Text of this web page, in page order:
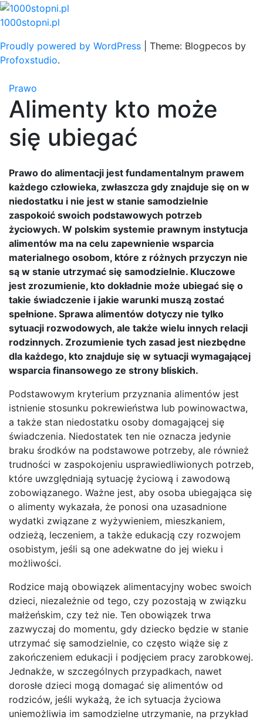
Skip
to
1000stopni.pl
Proudly powered by WordPress
Theme: Blogpecos by
Profoxstudio.
Prawo
Alimenty kto może
się ubiegać
Prawo do alimentacji jest fundamentalnym prawem
każdego człowieka, zwłaszcza gdy znajduje się on w
niedostatku i nie jest w stanie samodzielnie
zaspokoić swoich podstawowych potrzeb
życiowych. W polskim systemie prawnym instytucja
alimentów ma na celu zapewnienie wsparcia
materialnego osobom, które z różnych przyczyn nie
są w stanie utrzymać się samodzielnie. Kluczowe
jest zrozumienie, kto dokładnie może ubiegać się o
takie świadczenie i jakie warunki muszą zostać
spełnione. Sprawa alimentów dotyczy nie tylko
sytuacji rozwodowych, ale także wielu innych relacji
rodzinnych. Zrozumienie tych zasad jest niezbędne
dla każdego, kto znajduje się w sytuacji wymagającej
wsparcia finansowego ze strony bliskich.
Podstawowym kryterium przyznania alimentów jest
istnienie stosunku pokrewieństwa lub powinowactwa,
a także stan niedostatku osoby domagającej się
świadczenia. Niedostatek ten nie oznacza jedynie
braku środków na podstawowe potrzeby, ale również
trudności w zaspokojeniu usprawiedliwionych potrzeb,
które uwzględniają sytuację życiową i zawodową
zobowiązanego. Ważne jest, aby osoba ubiegająca się
o alimenty wykazała, że ponosi ona uzasadnione
wydatki związane z wyżywieniem, mieszkaniem,
odzieżą, leczeniem, a także edukacją czy rozwojem
osobistym, jeśli są one adekwatne do jej wieku i
możliwości.
Rodzice mają obowiązek alimentacyjny wobec swoich
dzieci, niezależnie od tego, czy pozostają w związku
małżeńskim, czy też nie. Ten obowiązek trwa
zazwyczaj do momentu, gdy dziecko będzie w stanie
utrzymać się samodzielnie, co często wiąże się z
zakończeniem edukacji i podjęciem pracy zarobkowej.
Jednakże, w szczególnych przypadkach, nawet
dorosłe dzieci mogą domagać się alimentów od
rodziców, jeśli wykażą, że ich sytuacja życiowa
uniemożliwia im samodzielne utrzymanie, na przykład